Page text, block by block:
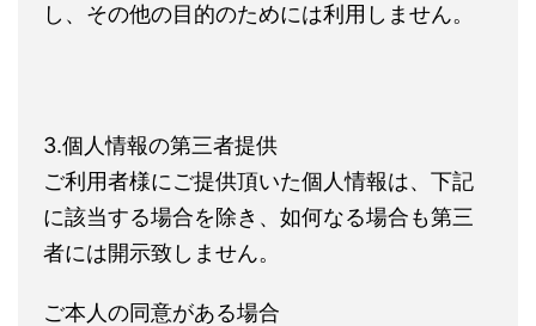
し、その他の目的のためには利用しません。
3.個人情報の第三者提供
ご利用者様にご提供頂いた個人情報は、下記
に該当する場合を除き、如何なる場合も第三
者には開示致しません。
ご本人の同意がある場合